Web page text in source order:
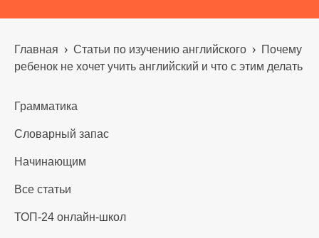
Главная › Статьи по изучению английского › Почему
ребенок не хочет учить английский и что с этим делать
Грамматика
Словарный запас
Начинающим
Все статьи
ТОП-24 онлайн-школ